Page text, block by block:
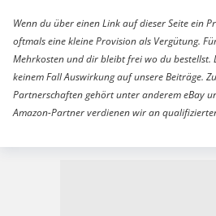
Wenn du über einen Link auf dieser Seite ein
oftmals eine kleine Provision als Vergütung.
Mehrkosten und dir bleibt frei wo du bestellst.
keinem Fall Auswirkung auf unsere Beiträge.
Partnerschaften gehört unter anderem eBay
Amazon-Partner verdienen wir an